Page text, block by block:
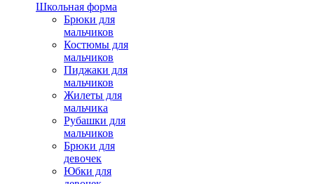
Школьная форма
Брюки для
мальчиков
Костюмы для
мальчиков
Пиджаки для
мальчиков
Жилеты для
мальчика
Рубашки для
мальчиков
Брюки для
девочек
Юбки для